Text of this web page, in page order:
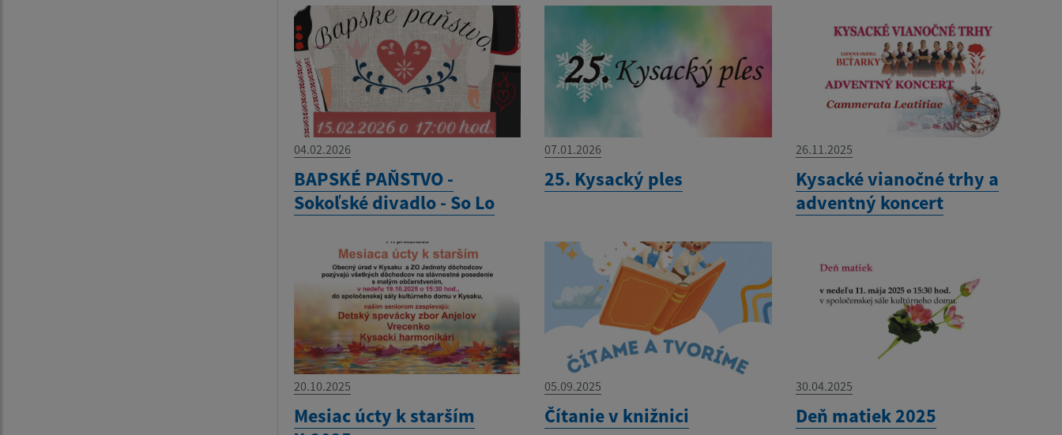
04.02.2026
BAPSKÉ PAŇSTVO -
Sokoľské divadlo - So Lo
07.01.2026
25. Kysacký ples
26.11.2025
Kysacké vianočné trhy a
adventný koncert
20.10.2025
Mesiac úcty k starším
05.09.2025
Čítanie v knižnici
30.04.2025
Deň matiek 2025